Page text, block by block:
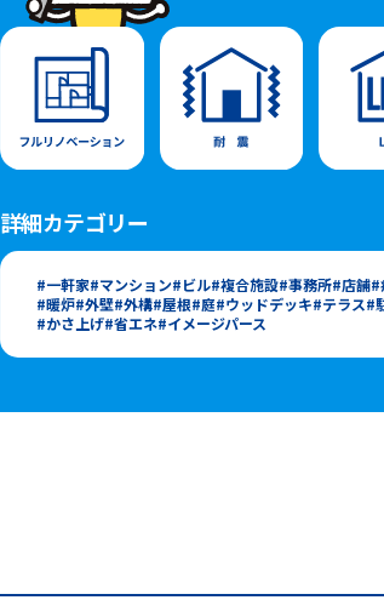
詳細カテゴリー
一軒家 マンション ビル 複合施設 事務所 店舗
暖炉 外壁 外構 屋根 庭 ウッドデッキ テラス
かさ上げ 省エネ イメージパース